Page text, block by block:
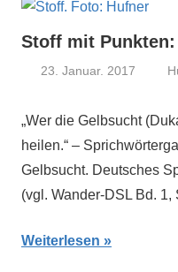
Stoff mit
23. Januar. 2017
„Wer die Gelbsucht
heilen.“ –
Gelbsucht. Deutsches
(vgl. Wander-DSL Bd. 1,
Weiterlesen